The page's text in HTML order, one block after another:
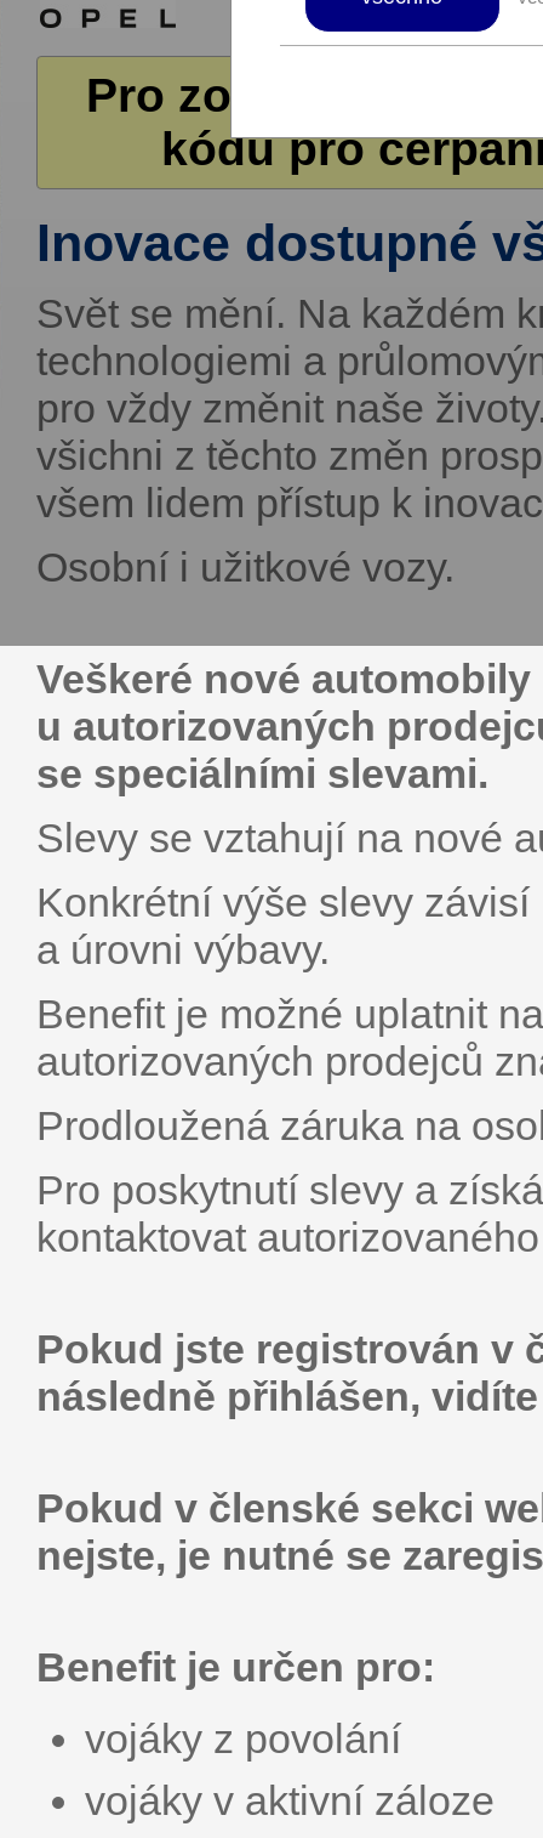
Pro zobrazení
kódů pro
Inovace dostupné
Svět se mění. Na každém
technologiemi a
pro vždy změnit naše
všichni z těchto změn
všem lidem přístup k
Osobní i užitkové vozy.
Veškeré nové automobily
u autorizovaných
se speciálními slevami.
Slevy se vztahují na nové
Konkrétní výše slevy
a úrovni výbavy.
Benefit je možné uplatnit
autorizovaných prodejců
Prodloužená záruka na
Pro poskytnutí slevy a
kontaktovat
Pokud jste registrován v
následně přihlášen,
Pokud v členské sekci
nejste, je nutné se
Benefit je určen pro:
vojáky z povolání
vojáky v aktivní záloze